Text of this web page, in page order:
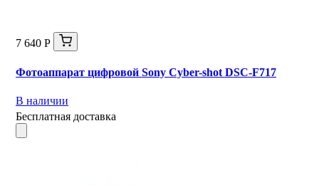
7 640 Р
Фотоаппарат цифровой Sony Cyber-shot DSC-F717
В наличии
Бесплатная доставка